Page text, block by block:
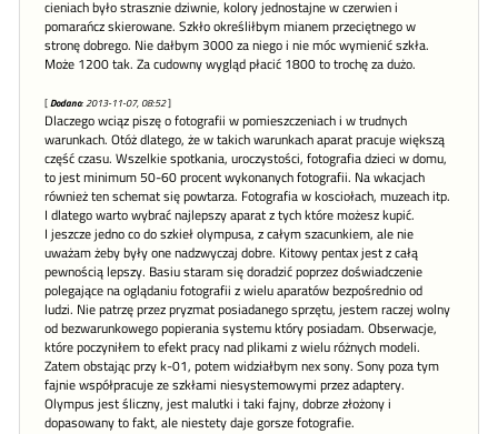
cieniach było strasznie dziwnie, kolory jednostajne w czerwien i
pomarańcz skierowane. Szkło określiłbym mianem przeciętnego w
stronę dobrego. Nie dałbym 3000 za niego i nie móc wymienić szkła.
Może 1200 tak. Za cudowny wygląd płacić 1800 to trochę za dużo.
[Dodano: 2013-11-07, 08:52]
Dlaczego wciąz piszę o fotografii w pomieszczeniach i w trudnych
warunkach. Otóż dlatego, że w takich warunkach aparat pracuje większą
część czasu. Wszelkie spotkania, uroczystości, fotografia dzieci w domu,
to jest minimum 50-60 procent wykonanych fotografii. Na wkacjach
również ten schemat się powtarza. Fotografia w kosciołach, muzeach itp.
I dlatego warto wybrać najlepszy aparat z tych które możesz kupić.
I jeszcze jedno co do szkieł olympusa, z całym szacunkiem, ale nie
uważam żeby były one nadzwyczaj dobre. Kitowy pentax jest z całą
pewnością lepszy. Basiu staram się doradzić poprzez doświadczenie
polegające na oglądaniu fotografii z wielu aparatów bezpośrednio od
ludzi. Nie patrzę przez pryzmat posiadanego sprzętu, jestem raczej wolny
od bezwarunkowego popierania systemu który posiadam. Obserwacje,
które poczyniłem to efekt pracy nad plikami z wielu różnych modeli.
Zatem obstając przy k-01, potem widziałbym nex sony. Sony poza tym
fajnie współpracuje ze szkłami niesystemowymi przez adaptery.
Olympus jest śliczny, jest malutki i taki fajny, dobrze złożony i
dopasowany to fakt, ale niestety daje gorsze fotografie.